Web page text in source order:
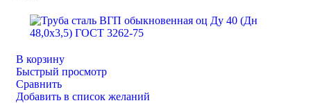
В корзину
Быстрый просмотр
Сравнить
Добавить в список желаний